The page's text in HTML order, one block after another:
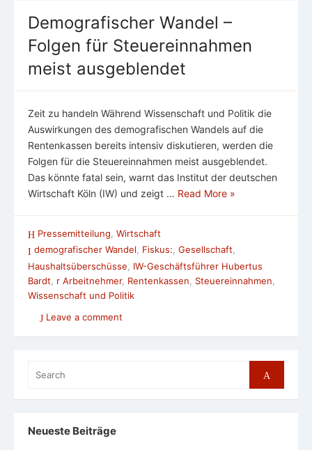
Demografischer Wandel –
Folgen für Steuereinnahmen
meist ausgeblendet
Zeit zu handeln Während Wissenschaft und Politik die
Auswirkungen des demografischen Wandels auf die
Rentenkassen bereits intensiv diskutieren, werden die
Folgen für die Steuereinnahmen meist ausgeblendet.
Das könnte fatal sein, warnt das Institut der deutschen
Wirtschaft Köln (IW) und zeigt … Read More »
Pressemitteilung Wirtschaft
demografischer Wandel, Fiskus:, Gesellschaft,
Haushaltsüberschüsse
IW-Geschäftsführer Hubertus
Bardt
r Arbeitnehmer, Rentenkassen Steuereinnahmen
Wissenschaft und Politik
Leave a comment
for:
Search
Neueste Beiträge